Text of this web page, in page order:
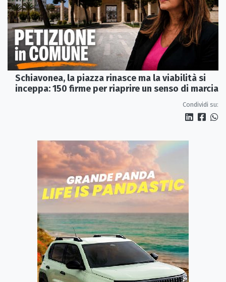
Schiavonea, la piazza rinasce ma la viabilità si
inceppa: 150 firme per riaprire un senso di marcia
Condividi su: